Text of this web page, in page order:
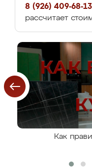
8 (926) 409-68-13
рассчитает
Как